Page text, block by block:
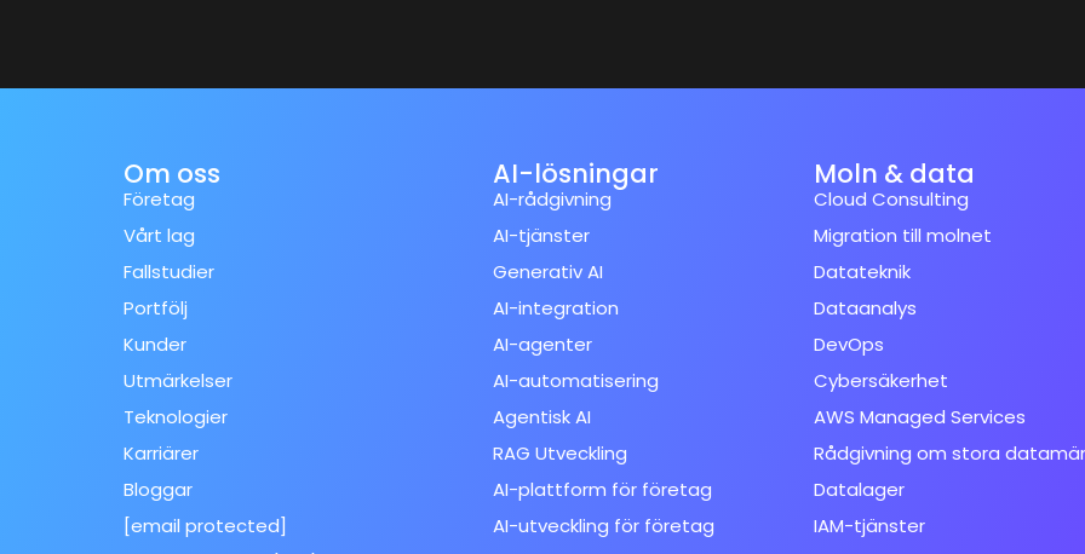
Om oss
Företag
Vårt lag
Fallstudier
Portfölj
Kunder
Utmärkelser
Teknologier
Karriärer
Bloggar
[email protected]
AI-lösningar
AI-rådgivning
AI-tjänster
Generativ AI
AI-integration
AI-agenter
AI-automatisering
Agentisk AI
RAG Utveckling
AI-plattform för företag
AI-utveckling för företag
Moln & data
Cloud Consulting
Migration till molnet
Datateknik
Dataanalys
DevOps
Cybersäkerhet
AWS Managed Services
Rådgivning om stora
Datalager
IAM-tjänster
Spanish (Spain)